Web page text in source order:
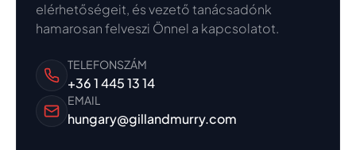
elérhetőségeit, és vezető tanácsadónk
hamarosan felveszi Önnel a kapcsolatot.
TELEFONSZÁM
+36 1 445 13 14
EMAIL
hungary@gillandmurry.com